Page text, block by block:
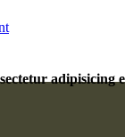
adipisicing